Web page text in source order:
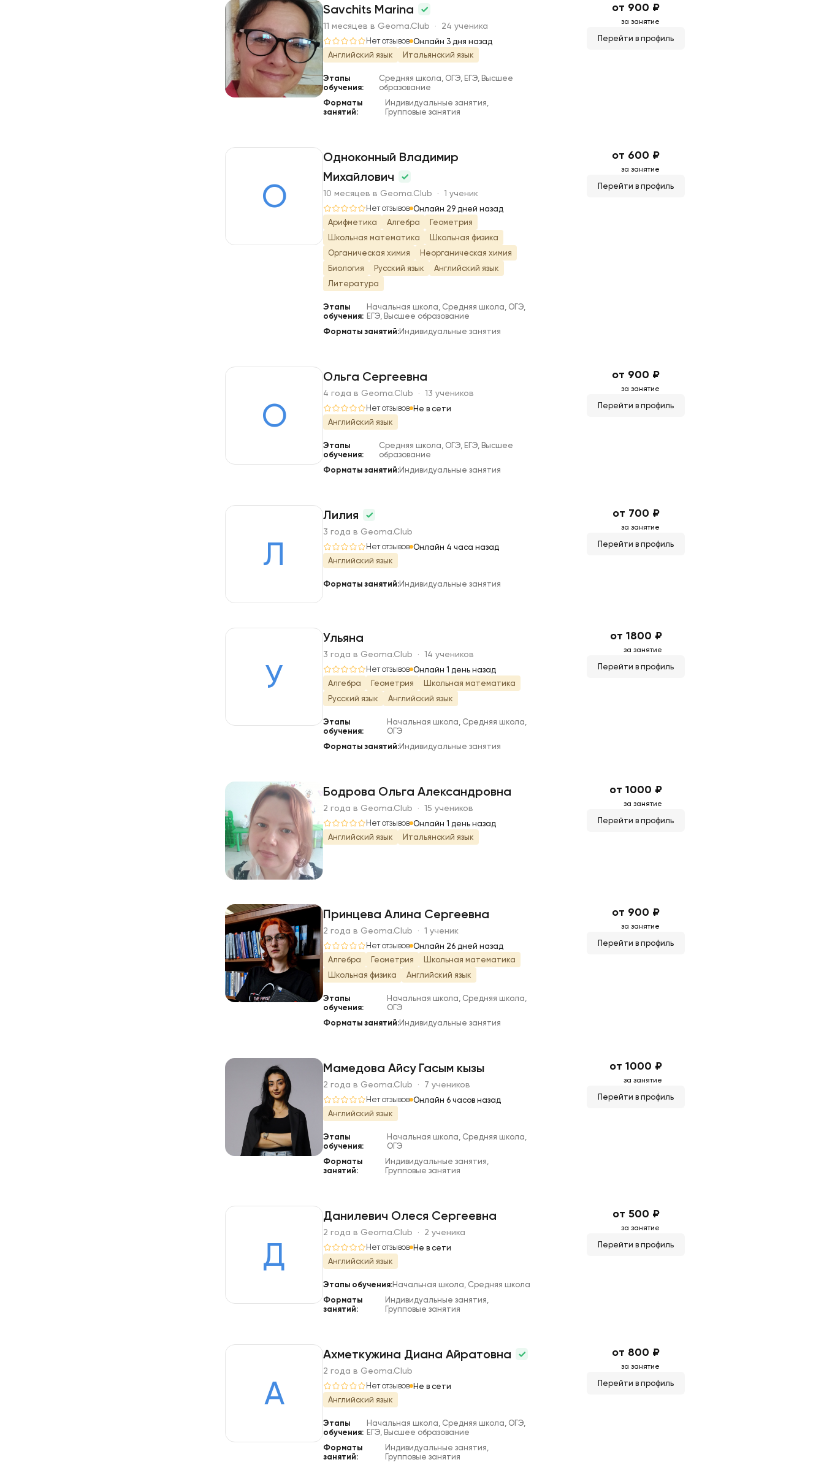
S
Savchits Marina
11 месяцев в Geoma.Club · 24 ученика
Нет отзывов Онлайн 3 дня назад
Английский язык
Итальянский язык
Этапы
обучения:
Средняя школа, ОГЭ, ЕГЭ, Высшее
образование
Форматы
занятий:
Индивидуальные занятия,
Групповые занятия
от 900 ₽
за занятие
Перейти в профиль
О
Одноконный Владимир
Михайлович
10 месяцев в Geoma.Club · 1 ученик
Нет отзывов Онлайн 29 дней назад
Арифметика
Алгебра
Геометрия
Школьная математика
Школьная физика
Органическая химия
Неорганическая химия
Биология
Русский язык
Английский язык
Литература
Этапы
обучения:
Начальная школа, Средняя школа, ОГЭ,
ЕГЭ, Высшее образование
Форматы занятий:Индивидуальные занятия
от 600 ₽
за занятие
Перейти в профиль
О
Ольга Сергеевна
4 года в Geoma.Club · 13 учеников
Нет отзывов Не в сети
Английский язык
Этапы
обучения:
Средняя школа, ОГЭ, ЕГЭ, Высшее
образование
Форматы занятий:Индивидуальные занятия
от 900 ₽
за занятие
Перейти в профиль
Л
Лилия
3 года в Geoma.Club
Нет отзывов Онлайн 4 часа назад
Английский язык
Форматы занятий:Индивидуальные занятия
от 700 ₽
за занятие
Перейти в профиль
У
Ульяна
3 года в Geoma.Club · 14 учеников
Нет отзывов Онлайн 1 день назад
Алгебра
Геометрия
Школьная математика
Русский язык
Английский язык
Этапы
обучения:
Начальная школа, Средняя школа,
ОГЭ
Форматы занятий:Индивидуальные занятия
от 1800 ₽
за занятие
Перейти в профиль
Б
Бодрова Ольга Александровна
2 года в Geoma.Club · 15 учеников
Нет отзывов Онлайн 1 день назад
Английский язык
Итальянский язык
от 1000 ₽
за занятие
Перейти в профиль
П
Принцева Алина Сергеевна
2 года в Geoma.Club · 1 ученик
Нет отзывов Онлайн 26 дней назад
Алгебра
Геометрия
Школьная математика
Школьная физика
Английский язык
Этапы
обучения:
Начальная школа, Средняя школа,
ОГЭ
Форматы занятий:Индивидуальные занятия
от 900 ₽
за занятие
Перейти в профиль
М
Мамедова Айсу Гасым кызы
2 года в Geoma.Club · 7 учеников
Нет отзывов Онлайн 6 часов назад
Английский язык
Этапы
обучения:
Начальная школа, Средняя школа,
ОГЭ
Форматы
занятий:
Индивидуальные занятия,
Групповые занятия
от 1000 ₽
за занятие
Перейти в профиль
Д
Данилевич Олеся Сергеевна
2 года в Geoma.Club · 2 ученика
Нет отзывов Не в сети
Английский язык
Этапы обучения:Начальная школа, Средняя школа
Форматы
занятий:
Индивидуальные занятия,
Групповые занятия
от 500 ₽
за занятие
Перейти в профиль
А
Ахметкужина Диана Айратовна
2 года в Geoma.Club
Нет отзывов Не в сети
Английский язык
Этапы
обучения:
Начальная школа, Средняя школа, ОГЭ,
ЕГЭ, Высшее образование
Форматы
занятий:
Индивидуальные занятия,
Групповые занятия
от 800 ₽
за занятие
Перейти в профиль